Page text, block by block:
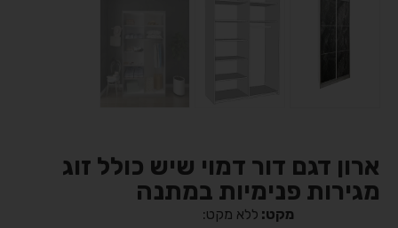
ארון דגם דור דמוי שיש כולל זוג
מגירות פנימיות במתנה
מקט: ללא מקט: